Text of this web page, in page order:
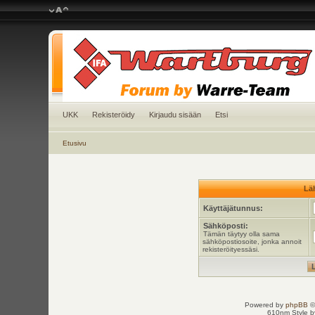
UKK Rekisteröidy Kirjaudu sisään Etsi
Etusivu
Käyttäjätunnus:
Sähköposti:
Tämän täytyy olla sama
sähköpostiosoite, jonka annoit
rekisteröityessäsi.
Powered by phpBB
610nm Style